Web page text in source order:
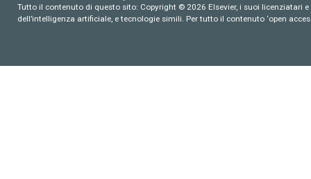
Tutto il contenuto di questo sito: Copyright © 2026 Elsevier, i suoi
dell’intelligenza artificiale, e tecnologie simili. Per tutto il contenuto ‘open